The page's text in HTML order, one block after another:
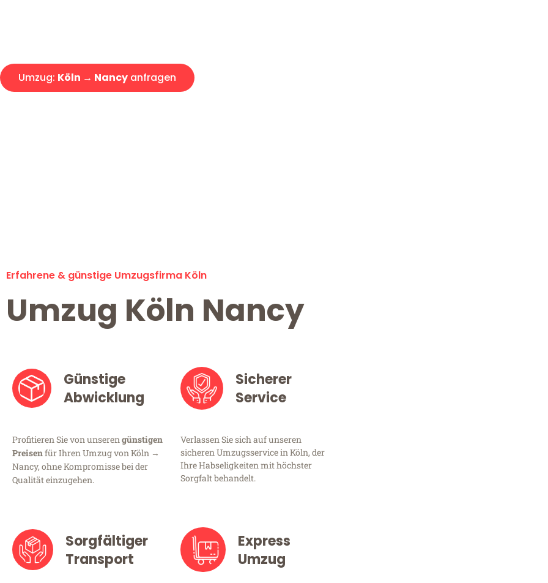
Umzug: Köln → Nancy anfragen
Erfahrene & günstige Umzugsfirma Köln
Umzug Köln Nancy
Günstige
Abwicklung
Profitieren Sie von unserengünstigen
Preisenfür Ihren Umzug von Köln →
Nancy, ohne Kompromisse bei der
Qualität einzugehen.
Sicherer
Service
Verlassen Sie sich auf unseren
sicheren Umzugsservice in Köln, der
Ihre Habseligkeiten mit höchster
Sorgfalt behandelt.
Sorgfältiger
Transport
Express
Umzug